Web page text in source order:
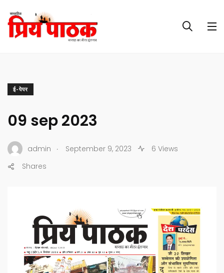
ई-पेपर
09 sep 2023
admin . September 9, 2023
6 Views
Shares